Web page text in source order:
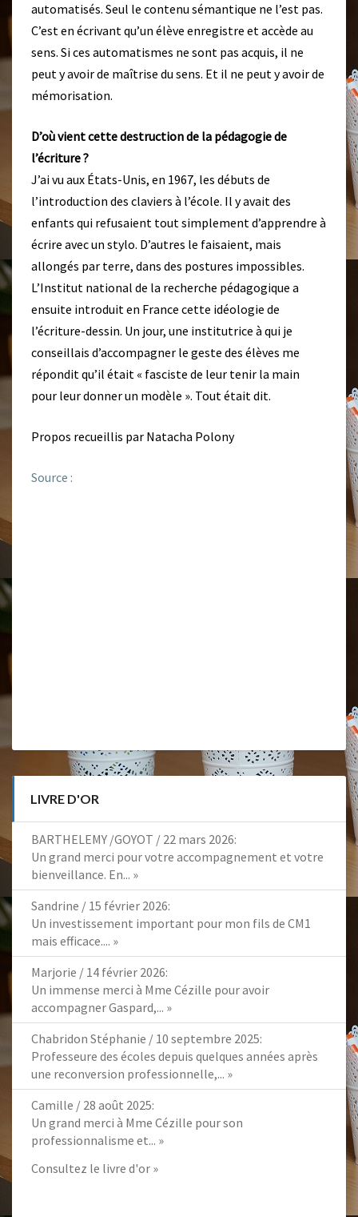
automatisés. Seul le contenu sémantique ne l’est pas.
C’est en écrivant qu’un élève enregistre et accède au
sens. Si ces automatismes ne sont pas acquis, il ne
peut y avoir de maîtrise du sens. Et il ne peut y avoir de
mémorisation.
D’où vient cette destruction de la pédagogie de
l’écriture ?
J’ai vu aux États-Unis, en 1967, les débuts de
l’introduction des claviers à l’école. Il y avait des
enfants qui refusaient tout simplement d’apprendre à
écrire avec un stylo. D’autres le faisaient, mais
allongés par terre, dans des postures impossibles.
L’Institut national de la recherche pédagogique a
ensuite introduit en France cette idéologie de
l’écriture-dessin. Un jour, une institutrice à qui je
conseillais d’accompagner le geste des élèves me
répondit qu’il était « fasciste de leur tenir la main
pour leur donner un modèle ». Tout était dit.
Propos recueillis par Natacha Polony
Source :
LIVRE D'OR
BARTHELEMY /GOYOT / 22 mars 2026:
Un grand merci pour votre accompagnement et votre
bienveillance. En... »
Sandrine / 15 février 2026:
Un investissement important pour mon fils de CM1
mais efficace.... »
Marjorie / 14 février 2026:
Un immense merci à Mme Cézille pour avoir
accompagner Gaspard,... »
Chabridon Stéphanie / 10 septembre 2025:
Professeure des écoles depuis quelques années après
une reconversion professionnelle,... »
Camille / 28 août 2025:
Un grand merci à Mme Cézille pour son
professionnalisme et... »
Consultez le livre d'or »